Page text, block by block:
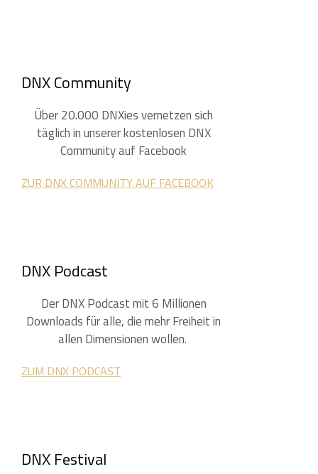
DNX Community
Über 20.000 DNXies vernetzen sich
täglich in unserer kostenlosen DNX
Community auf Facebook
ZUR DNX COMMUNITY AUF FACEBOOK
DNX Podcast
Der DNX Podcast mit 6 Millionen
Downloads für alle, die mehr Freiheit in
allen Dimensionen wollen.
ZUM DNX PODCAST
DNX Festival